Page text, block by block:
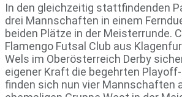
In den gleichzeitig stattfindenden
drei Mannschaften in einem
beiden Plätze in der Meisterrunde.
Flamengo Futsal Club aus
Wels im Oberösterreich Derby
eigener Kraft die begehrten
finden sich nun vier Mannschaften